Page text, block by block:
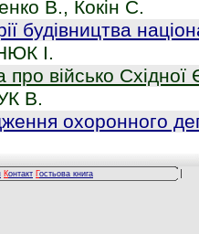
В., Кокін С.
будівництва
І.
про військо
В.
охоронного
Контакт Гостьова книга